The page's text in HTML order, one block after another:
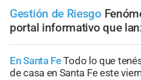
Gestión de Riesgo
portal informativo que
En Santa FeTodo lo que
de casa en Santa Fe este